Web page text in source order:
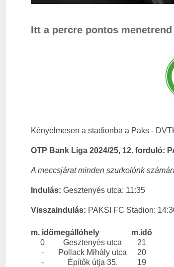
Itt a percre pontos
Kényelmesen a stadionba a Paks -
OTP Bank Liga 2024/25, 12. forduló:
A meccsjárat minden szurkolónk
Indulás: Gesztenyés utca: 11:35
Visszaindulás: PAKSI FC Stadion:
m. időmegállóhely
m.idő
0
Gesztenyés utca
21
-
Pollack Mihály utca
20
-
Építők útja 35.
19